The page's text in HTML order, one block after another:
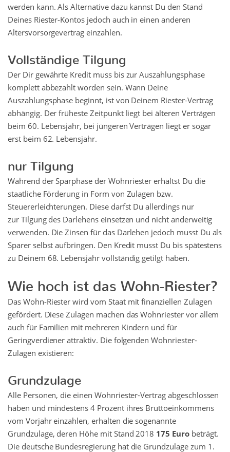
werden kann. Als Alternative dazu kannst Du den Stand
Deines Riester-Kontos jedoch auch in einen anderen
Altersvorsorgevertrag einzahlen.
Vollständige Tilgung
Der Dir gewährte Kredit muss bis zur Auszahlungsphase
komplett abbezahlt worden sein. Wann Deine
Auszahlungsphase beginnt, ist von Deinem Riester-Vertrag
abhängig. Der früheste Zeitpunkt liegt bei älteren Verträgen
beim 60. Lebensjahr, bei jüngeren Verträgen liegt er sogar
erst beim 62. Lebensjahr.
nur Tilgung
Während der Sparphase der Wohnriester erhältst Du die
staatliche Förderung in Form von Zulagen bzw.
Steuererleichterungen. Diese darfst Du allerdings nur
zur Tilgung des Darlehens einsetzen und nicht anderweitig
verwenden. Die Zinsen für das Darlehen jedoch musst Du als
Sparer selbst aufbringen. Den Kredit musst Du bis spätestens
zu Deinem 68. Lebensjahr vollständig getilgt haben.
Wie hoch ist das Wohn-Riester?
Das Wohn-Riester wird vom Staat mit finanziellen Zulagen
gefördert. Diese Zulagen machen das Wohnriester vor allem
auch für Familien mit mehreren Kindern und für
Geringverdiener attraktiv. Die folgenden Wohnriester-
Zulagen existieren:
Grundzulage
Alle Personen, die einen Wohnriester-Vertrag abgeschlossen
haben und mindestens 4 Prozent ihres Bruttoeinkommens
vom Vorjahr einzahlen, erhalten die sogenannte
Grundzulage, deren Höhe mit Stand 2018 175 Eurobeträgt.
Die deutsche Bundesregierung hat die Grundzulage zum 1.